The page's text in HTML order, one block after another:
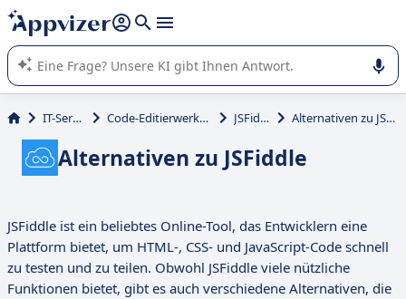
beantworten (mehrere Zeilen mit
Die KI von Appvizer führt Sie bei der Nutzung oder Auswahl
von SaaS-Software in Unternehmen.
IT-Service Code-Editierwerkzeuge JSFiddle Alternativen zu JSFiddle
Alternativen zu JSFiddle
JSFiddle ist ein beliebtes Online-Tool, das Entwicklern eine
Plattform bietet, um HTML-, CSS- und JavaScript-Code schnell
zu testen und zu teilen. Obwohl JSFiddle viele nützliche
Funktionen bietet, gibt es auch verschiedene Alternativen, die